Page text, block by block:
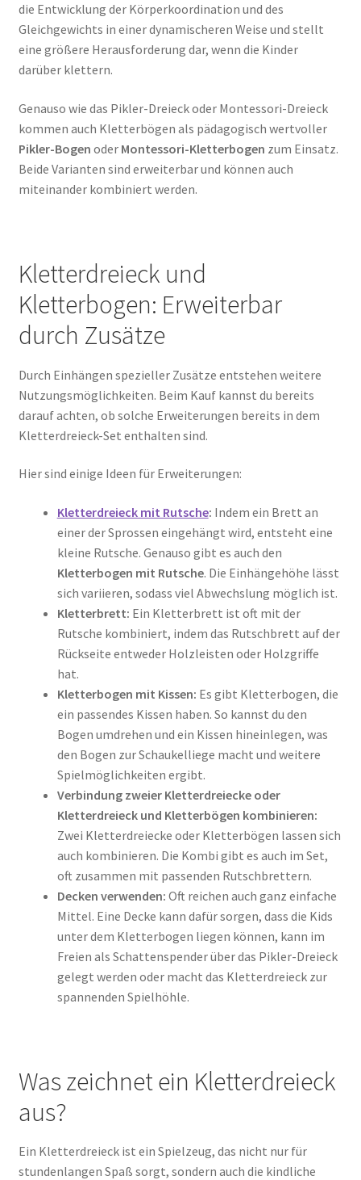
die Entwicklung der Körperkoordination und des
Gleichgewichts in einer dynamischeren Weise und stellt
eine größere Herausforderung dar, wenn die Kinder
darüber klettern.
Genauso wie das Pikler-Dreieck oder Montessori-Dreieck
kommen auch Kletterbögen als pädagogisch wertvoller
Pikler-Bogen oder Montessori-Kletterbogen zum Einsatz.
Beide Varianten sind erweiterbar und können auch
miteinander kombiniert werden.
Kletterdreieck und
Kletterbogen: Erweiterbar
durch Zusätze
Durch Einhängen spezieller Zusätze entstehen weitere
Nutzungsmöglichkeiten. Beim Kauf kannst du bereits
darauf achten, ob solche Erweiterungen bereits in dem
Kletterdreieck-Set enthalten sind.
Hier sind einige Ideen für Erweiterungen:
Kletterdreieck mit Rutsche: Indem ein Brett an
einer der Sprossen eingehängt wird, entsteht eine
kleine Rutsche. Genauso gibt es auch den
Kletterbogen mit Rutsche. Die Einhängehöhe lässt
sich variieren, sodass viel Abwechslung möglich ist.
Kletterbrett: Ein Kletterbrett ist oft mit der
Rutsche kombiniert, indem das Rutschbrett auf der
Rückseite entweder Holzleisten oder Holzgriffe
hat.
Kletterbogen mit Kissen: Es gibt Kletterbogen, die
ein passendes Kissen haben. So kannst du den
Bogen umdrehen und ein Kissen hineinlegen, was
den Bogen zur Schaukelliege macht und weitere
Spielmöglichkeiten ergibt.
Verbindung zweier Kletterdreiecke oder
Kletterdreieck und Kletterbögen kombinieren:
Zwei Kletterdreiecke oder Kletterbögen lassen sich
auch kombinieren. Die Kombi gibt es auch im Set,
oft zusammen mit passenden Rutschbrettern.
Decken verwenden: Oft reichen auch ganz einfache
Mittel. Eine Decke kann dafür sorgen, dass die Kids
unter dem Kletterbogen liegen können, kann im
Freien als Schattenspender über das Pikler-Dreieck
gelegt werden oder macht das Kletterdreieck zur
spannenden Spielhöhle.
Was zeichnet ein Kletterdreieck
aus?
Ein Kletterdreieck ist ein Spielzeug, das nicht nur für
stundenlangen Spaß sorgt, sondern auch die kindliche